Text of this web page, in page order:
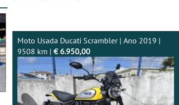
Moto Usada Ducati Scrambler | Ano 2019 |
9508 km | € 6.950,00